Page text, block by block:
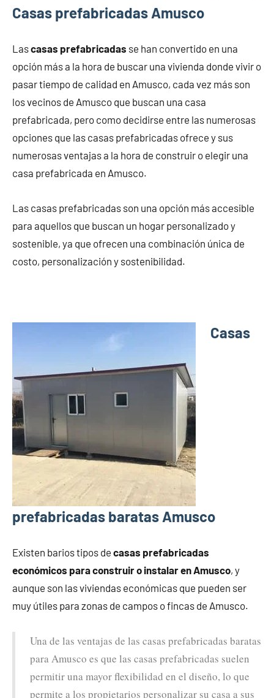
Casas prefabricadas Amusco
Lascasas prefabricadas se han convertido en una
opción más a la hora de buscar una vivienda donde vivir o
pasar tiempo de calidad en Amusco, cada vez más son
los vecinos de Amusco que buscan una casa
prefabricada, pero como decidirse entre las numerosas
opciones que las casas prefabricadas ofrece y sus
numerosas ventajas a la hora de construir o elegir una
casa prefabricada en Amusco.
Las casas prefabricadas son una opción más accesible
para aquellos que buscan un hogar personalizado y
sostenible, ya que ofrecen una combinación única de
costo, personalización y sostenibilidad.
Casas
prefabricadas baratas Amusco
Existen barios tipos de casas prefabricadas
económicos para construir o instalar en Amusco, y
aunque son las viviendas económicas que pueden ser
muy útiles para zonas de campos o fincas de Amusco.
Una de las ventajas de las casas prefabricadas baratas
para Amusco es que las casas prefabricadas suelen
permitir una mayor flexibilidad en el diseño, lo que
permite a los propietarios personalizar su casa a sus